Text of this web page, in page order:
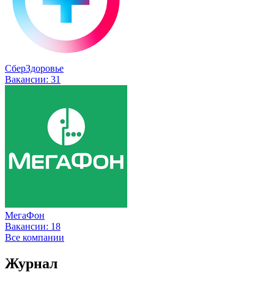
СберЗдоровье
Вакансии: 31
МегаФон
Вакансии: 18
Все компании
Журнал